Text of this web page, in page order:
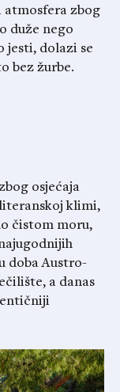
atmosfera zbog
duže nego
jesti, dolazi se
bez žurbe.
osjećaja
klimi,
čistom moru,
doba Austro-
a danas